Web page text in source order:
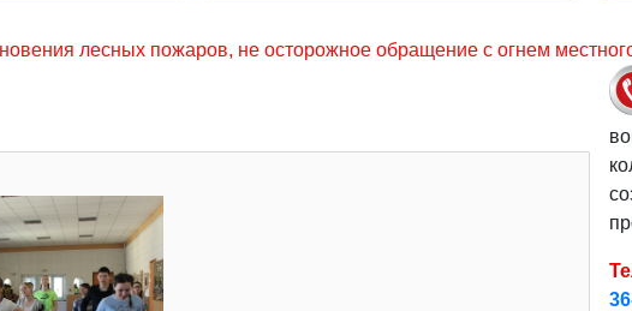
осторожное обращение с огнем местного населения, за 2023 –